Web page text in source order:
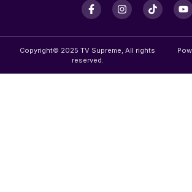
Copyright© 2025 TV Supreme, All rights
reserved.